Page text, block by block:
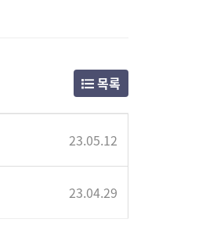
목록
23.05.12
23.04.29